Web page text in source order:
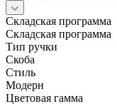
Складская программа
Складская программа
Тип ручки
Скоба
Стиль
Модерн
Цветовая гамма